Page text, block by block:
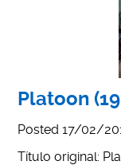
Platoon
Posted17/02/
Título original: